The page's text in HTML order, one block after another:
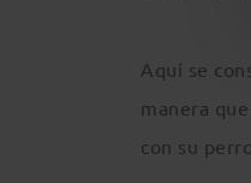
Aquí se
manera
con su